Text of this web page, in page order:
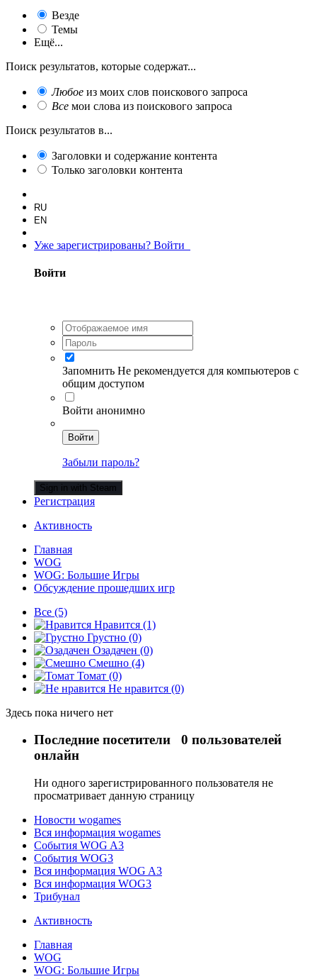
Везде
Темы
Ещё...
Поиск результатов, которые содержат...
Любое из моих слов поискового запроса
Все мои слова из поискового запроса
Поиск результатов в...
Заголовки и содержание контента
Только заголовки контента
RU
EN
Уже зарегистрированы? Войти
Войти
Запомнить Не рекомендуется для компьютеров с
общим доступом
Войти анонимно
Войти
Забыли пароль?
Sign in with Steam
Регистрация
Активность
Главная
WOG
WOG: Большие Игры
Обсуждение прошедших игр
Все (5)
Нравится (1)
Грустно (0)
Озадачен (0)
Смешно (4)
Томат (0)
Не нравится (0)
Здесь пока ничего нет
Последние посетители 0 пользователей
онлайн
Ни одного зарегистрированного пользователя не
просматривает данную страницу
Новости wogames
Вся информация wogames
События WOG A3
События WOG3
Вся информация WOG A3
Вся информация WOG3
Трибунал
Активность
Главная
WOG
WOG: Большие Игры